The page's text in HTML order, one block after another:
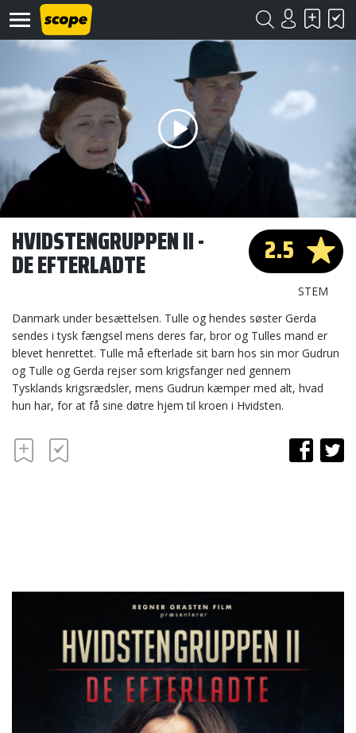
Om
Scope
©
Scope
2.5
STEM
HVIDSTENGRUPPEN II -
DE EFTERLADTE
Danmark under besættelsen. Tulle og hendes søster Gerda
sendes i tysk fængsel mens deres far, bror og Tulles mand er
blevet henrettet. Tulle må efterlade sit barn hos sin mor Gudrun
og Tulle og Gerda rejser som krigsfanger ned gennem
Tysklands krigsrædsler, mens Gudrun kæmper med alt, hvad
hun har, for at få sine døtre hjem til kroen i Hvidsten.